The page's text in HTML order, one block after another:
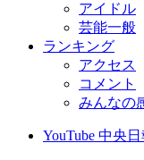
アイドル
芸能一般
ランキング
アクセス
コメント
みんなの
YouTube 中央